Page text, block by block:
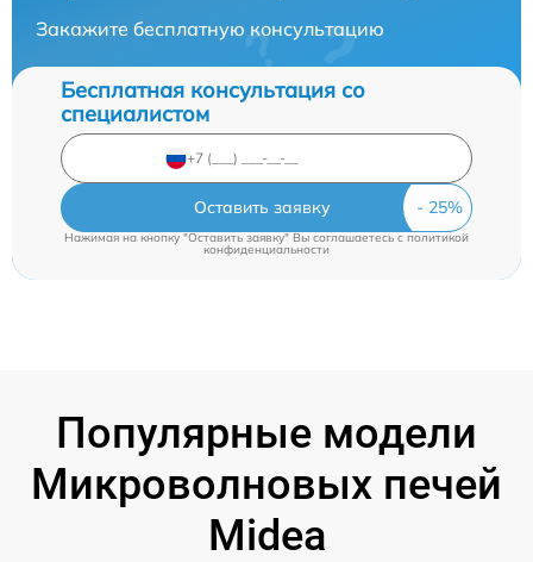
Закажите бесплатную консультацию
Бесплатная консультация со
специалистом
Оставить заявку
Нажимая на кнопку "Оставить заявку" Вы соглашаетесь cполитикой
конфиденциальности
Популярные модели
Микроволновых печей
Midea